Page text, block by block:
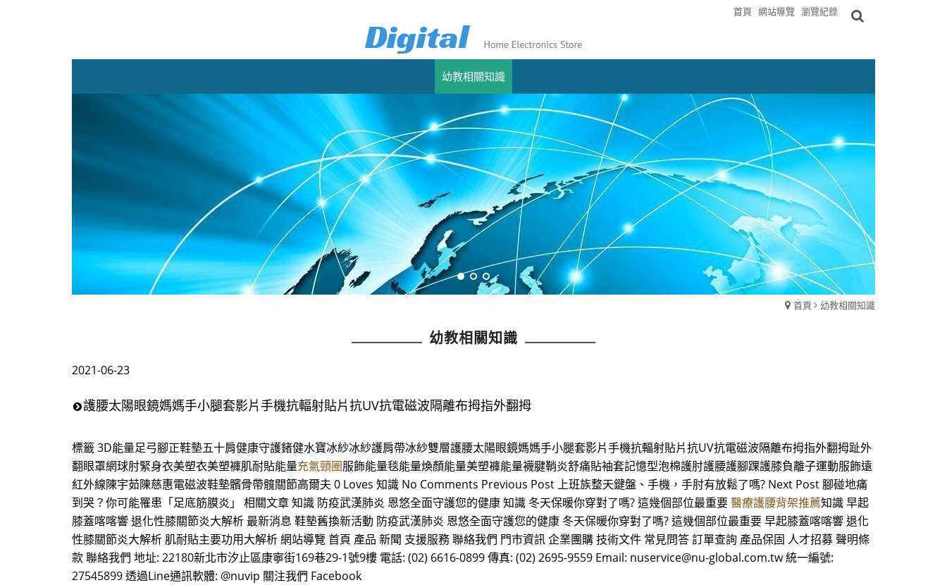
首頁 網站導覽 瀏覽紀錄
幼教相關知識
首頁 幼教相關知識
幼教相關知識
2021-06-23
護腰太陽眼鏡媽媽手小腿套影片手機抗輻射貼片抗UV抗電磁波隔離布拇指外翻拇
標籤 3D能量足弓腳正鞋墊五十肩健康守護鍺健水寶冰紗冰紗護肩帶冰紗雙層護腰太陽眼鏡媽媽手小腿套影片手機抗輻射貼片抗UV抗電磁波隔離布拇指外翻拇趾外
翻眼罩網球肘緊身衣美塑衣美塑褲肌耐貼能量充氣頸圈服飾能量毯能量煥顏能量美塑褲能量襪腱鞘炎舒痛貼袖套記憶型泡棉護肘護腰護腳踝護膝負離子運動服飾遠
紅外線陳宇茹陳慈惠電磁波鞋墊髕骨帶髖關節高爾夫 0 Loves 知識 No Comments Previous Post 上班族整天鍵盤、手機，手肘有放鬆了嗎? Next Post 腳碰地痛
到哭？你可能罹患「足底筋膜炎」 相關文章 知識 防疫武漢肺炎 恩悠全面守護您的健康 知識 冬天保暖你穿對了嗎? 這幾個部位最重要醫療護腰背架推薦知識 早起
膝蓋喀喀響 退化性膝關節炎大解析 最新消息 鞋墊舊換新活動 防疫武漢肺炎 恩悠全面守護您的健康 冬天保暖你穿對了嗎? 這幾個部位最重要 早起膝蓋喀喀響 退化
性膝關節炎大解析 肌耐貼主要功用大解析 網站導覽 首頁 產品 新聞 支援服務 聯絡我們 門市資訊 企業團購 技術文件 常見問答 訂單查詢 產品保固 人才招募 聲明條
款 聯絡我們 地址: 22180新北市汐止區康寧街169巷29-1號9樓 電話: (02) 6616-0899 傳真: (02) 2695-9559 Email: nuservice@nu-global.com.tw 統一編號:
27545899 透過Line通訊軟體: @nuvip 關注我們 Facebook